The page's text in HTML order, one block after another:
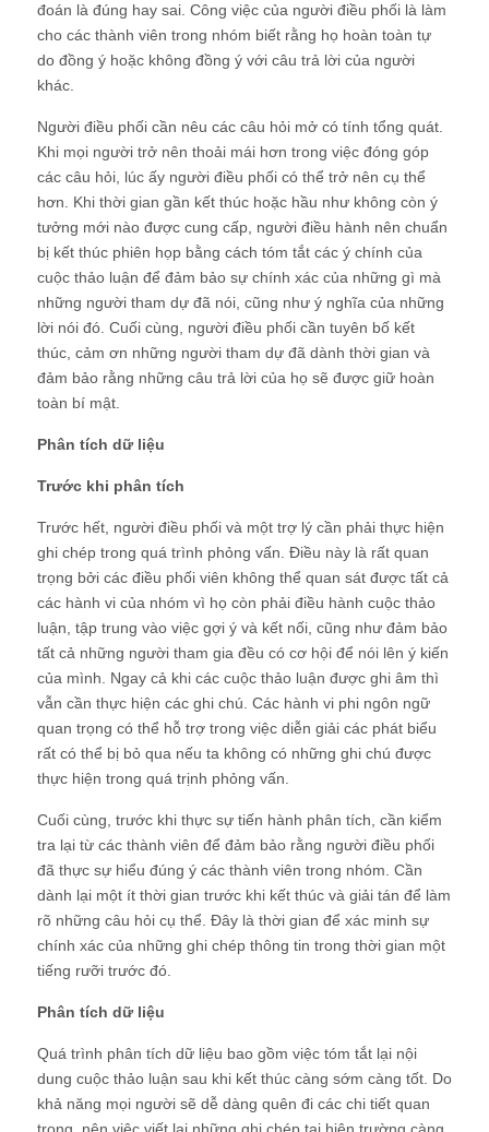
đoán là đúng hay sai. Công việc của người điều phối là làm
cho các thành viên trong nhóm biết rằng họ hoàn toàn tự
do đồng ý hoặc không đồng ý với câu trả lời của người
khác.
Người điều phối cần nêu các câu hỏi mở có tính tổng quát.
Khi mọi người trở nên thoải mái hơn trong việc đóng góp
các câu hỏi, lúc ấy người điều phối có thể trở nên cụ thể
hơn. Khi thời gian gần kết thúc hoặc hầu như không còn ý
tưởng mới nào được cung cấp, người điều hành nên chuẩn
bị kết thúc phiên họp bằng cách tóm tắt các ý chính của
cuộc thảo luận để đảm bảo sự chính xác của những gì mà
những người tham dự đã nói, cũng như ý nghĩa của những
lời nói đó. Cuối cùng, người điều phối cần tuyên bố kết
thúc, cảm ơn những người tham dự đã dành thời gian và
đảm bảo rằng những câu trả lời của họ sẽ được giữ hoàn
toàn bí mật.
Phân tích dữ liệu
Trước khi phân tích
Trước hết, người điều phối và một trợ lý cần phải thực hiện
ghi chép trong quá trình phỏng vấn. Điều này là rất quan
trọng bởi các điều phối viên không thể quan sát được tất cả
các hành vi của nhóm vì họ còn phải điều hành cuộc thảo
luận, tập trung vào việc gợi ý và kết nối, cũng như đảm bảo
tất cả những người tham gia đều có cơ hội để nói lên ý kiến
​​của mình. Ngay cả khi các cuộc thảo luận được ghi âm thì
vẫn cần thực hiện các ghi chú. Các hành vi phi ngôn ngữ
quan trọng có thể hỗ trợ trong việc diễn giải các phát biểu
rất có thể bị bỏ qua nếu ta không có những ghi chú được
thực hiện trong quá trịnh phỏng vấn.
Cuối cùng, trước khi thực sự tiến hành phân tích, cần kiểm
tra lại từ các thành viên để đảm bảo rằng người điều phối
đã thực sự hiểu đúng ý các thành viên trong nhóm. Cần
dành lại một ít thời gian trước khi kết thúc và giải tán để làm
rõ những câu hỏi cụ thể. Đây là thời gian để xác minh sự
chính xác của những ghi chép thông tin trong thời gian một
tiếng rưỡi trước đó.
Phân tích dữ liệu
Quá trình phân tích dữ liệu bao gồm việc tóm tắt lại nội
dung cuộc thảo luận sau khi kết thúc càng sớm càng tốt. Do
khả năng mọi người sẽ dễ dàng quên đi các chi tiết quan